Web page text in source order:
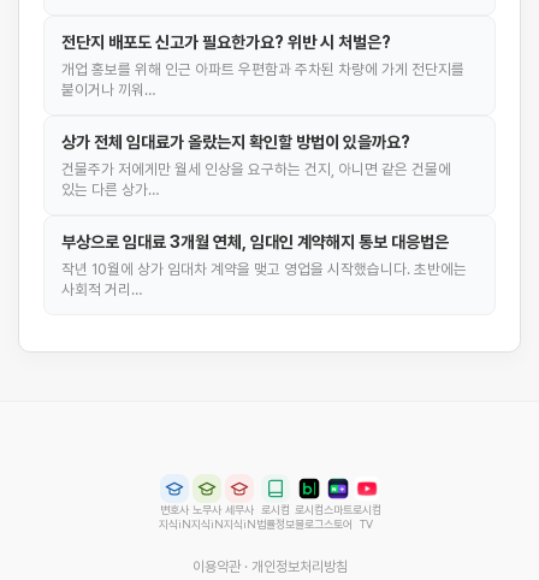
전단지 배포도 신고가 필요한가요? 위반 시 처벌은?
개업 홍보를 위해 인근 아파트 우편함과 주차된 차량에 가게 전단지를
붙이거나 끼워…
상가 전체 임대료가 올랐는지 확인할 방법이 있을까요?
건물주가 저에게만 월세 인상을 요구하는 건지, 아니면 같은 건물에
있는 다른 상가…
부상으로 임대료 3개월 연체, 임대인 계약해지 통보 대응법은
작년 10월에 상가 임대차 계약을 맺고 영업을 시작했습니다. 초반에는
사회적 거리…
변호사
지식iN
노무사
지식iN
세무사
지식iN
로시컴
법률정보
로시컴
블로그
스마트
스토어
로시컴
TV
이용약관· 개인정보처리방침